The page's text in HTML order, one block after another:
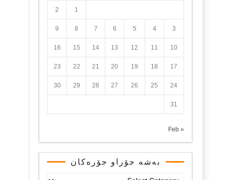
1
2
3
4
5
6
7
8
9
10
11
12
13
14
15
16
17
18
19
20
21
22
23
24
25
26
27
28
29
30
31
« Feb
بەشە جۆراو جۆرەکان